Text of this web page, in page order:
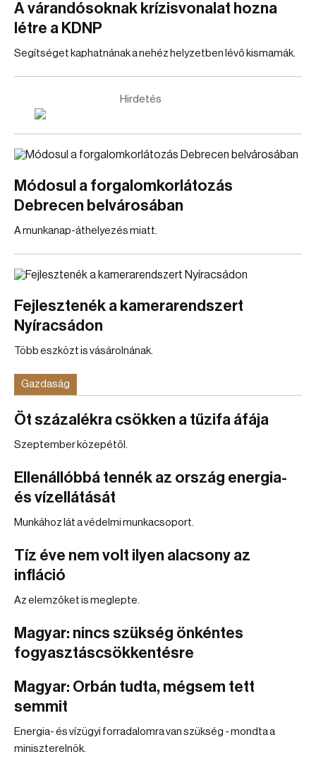
A várandósoknak krízisvonalat hozna
létre a KDNP
Segítséget kaphatnának a nehéz helyzetben lévő kismamák.
Hirdetés
Módosul a forgalomkorlátozás
Debrecen belvárosában
A munkanap-áthelyezés miatt.
Fejlesztenék a kamerarendszert
Nyíracsádon
Több eszközt is vásárolnának.
Gazdaság
Öt százalékra csökken a tűzifa áfája
Szeptember közepétől.
Ellenállóbbá tennék az ország energia-
és vízellátását
Munkához lát a védelmi munkacsoport.
Tíz éve nem volt ilyen alacsony az
infláció
Az elemzőket is meglepte.
Magyar: nincs szükség önkéntes
fogyasztáscsökkentésre
Magyar: Orbán tudta, mégsem tett
semmit
Energia- és vízügyi forradalomra van szükség - mondta a
miniszterelnök.